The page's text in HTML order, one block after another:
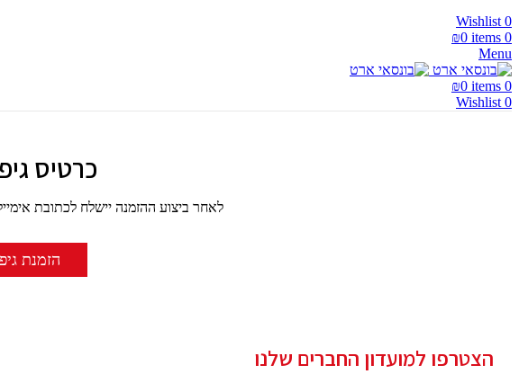
0
Wishlist
0
items
₪0
Menu
0
items
₪0
0
Wishlist
כרטיס
לאחר ביצוע ההזמנה יישלח לכתובת
הזמנת
הצטרפו למועדון החברים שלנו